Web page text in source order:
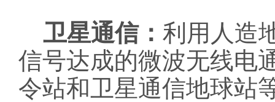
卫星通信： 利用人造
信号达成的微波无线电
令站和卫星通信地球站